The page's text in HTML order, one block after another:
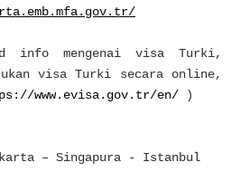
info mengenai visa Turki,
visa Turki secara online,
www.evisa.gov.tr/en/ )
– Singapura - Istanbul